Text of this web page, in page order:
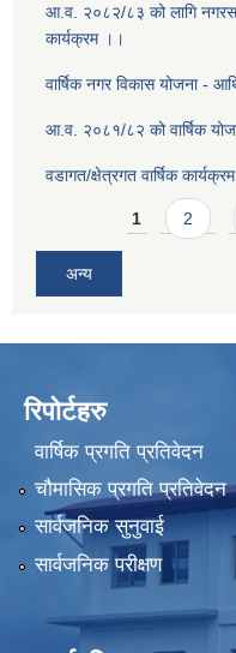
आ.व. २०८२/८३ को लागि
कार्यक्रम ।।
वार्षिक नगर विकास योजना -
आ.व. २०८१/८२ को वार्षिक
वडागत/क्षेत्रगत वार्षिक
Pages1 2
अन्य
रिपोर्टहरु
वार्षिक प्रगति प्रतिवेदन
चौमासिक प्रगति प्रतिवेदन
सार्वजनिक सुनुवाई
सार्वजनिक परीक्षण